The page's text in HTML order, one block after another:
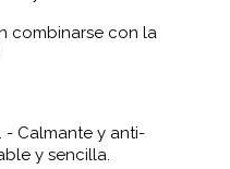
combinarse con la
- Calmante y anti-
y sencilla.